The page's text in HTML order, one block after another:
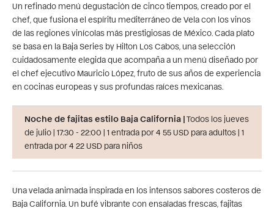
Un refinado menú degustación de cinco tiempos, creado por el
chef, que fusiona el espíritu mediterráneo de Vela con los vinos
de las regiones vinícolas más prestigiosas de México. Cada plato
se basa en la Baja Series by Hilton Los Cabos, una selección
cuidadosamente elegida que acompaña a un menú diseñado por
el chef ejecutivo Mauricio López, fruto de sus años de experiencia
en cocinas europeas y sus profundas raíces mexicanas.
Noche de fajitas estilo Baja California | Todos los jueves
de julio | 17:30 - 22:00 | 1 entrada por 4 55 USD para adultos | 1
entrada por 4 22 USD para niños
Una velada animada inspirada en los intensos sabores costeros de
Baja California. Un bufé vibrante con ensaladas frescas, fajitas